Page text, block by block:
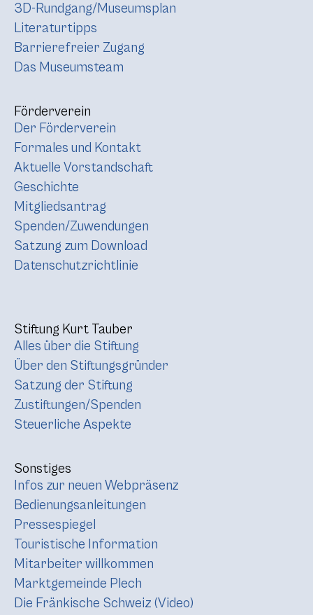
3D-Rundgang/Museumsplan
Literaturtipps
Barrierefreier Zugang
Das Museumsteam
Förderverein
Der Förderverein
Formales und Kontakt
Aktuelle Vorstandschaft
Geschichte
Mitgliedsantrag
Spenden/Zuwendungen
Satzung zum Download
Datenschutzrichtlinie
Stiftung Kurt Tauber
Alles über die Stiftung
Über den Stiftungsgründer
Satzung der Stiftung
Zustiftungen/Spenden
Steuerliche Aspekte
Sonstiges
Infos zur neuen Webpräsenz
Bedienungsanleitungen
Pressespiegel
Touristische Information
Mitarbeiter willkommen
Marktgemeinde Plech
Die Fränkische Schweiz (Video)